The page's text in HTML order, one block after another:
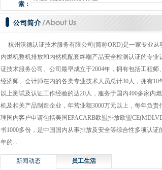
索：
杭州沃德认证技术服务有限公司(简称ORD)是一家专业从
内燃机整机排放和内然机配套终端产品安全检测认证的专业
证技术服务公司。公司最早成立于2004年，拥有包括工程师、
经济师、会计师在内的各类专业技术人员总计30人，拥有10
以上测试及认证工作经验的达20人，服务于国内400多家内燃
机及相关产品制造企业，年营业额3000万元以上，每年负责
理国内客户申请包括美国EPACARB欧盟排放欧盟
书1000多份，是中国国内从事排放及安全等综合性多项认
年的...
新闻动态 员工生活